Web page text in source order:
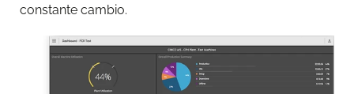
constante cambio.